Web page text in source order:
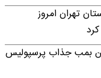
تهران امروز
بمب جذاب پرسپولیس